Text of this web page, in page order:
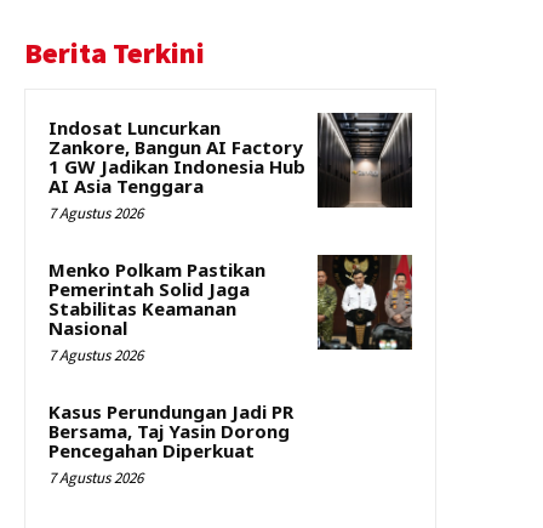
Berita Terkini
Indosat Luncurkan
Zankore, Bangun AI Factory
1 GW Jadikan Indonesia Hub
AI Asia Tenggara
7 Agustus 2026
Menko Polkam Pastikan
Pemerintah Solid Jaga
Stabilitas Keamanan
Nasional
7 Agustus 2026
Kasus Perundungan Jadi PR
Bersama, Taj Yasin Dorong
Pencegahan Diperkuat
7 Agustus 2026